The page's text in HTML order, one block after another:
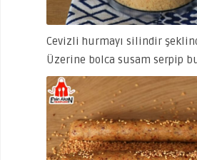
Cevizli hurmayı silindir
Üzerine bolca susam serpip